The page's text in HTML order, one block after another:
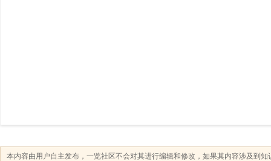
本内容由用户自主发布，一览社区不会对其进行编辑和修改，如果其内容涉及到